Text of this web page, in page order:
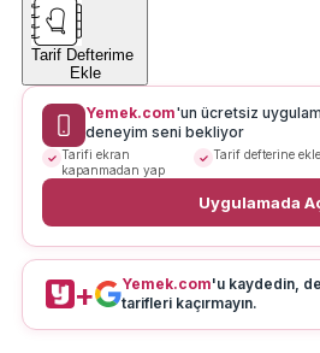
Tarif Defterime
Ekle
Yemek.com'un ücretsiz
deneyim seni bekliyor
Tarifi ekran
kapanmadan yap
Tarif defterine ekle
Uygulamada
+ Yemek.com'u kaydedin,
tarifleri kaçırmayın.